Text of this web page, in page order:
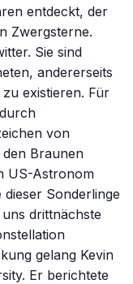
entdeckt, der
Zwergsterne.
Sie sind
andererseits
existieren. Für
von
Braunen
US-Astronom
Sonderlinge
drittnächste
gelang Kevin
Er berichtete